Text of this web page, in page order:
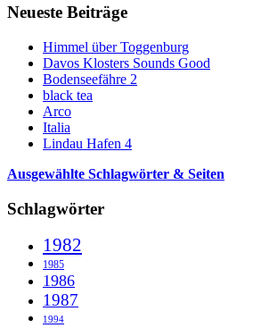
Neueste Beiträge
Himmel über Toggenburg
Davos Klosters Sounds Good
Bodenseefähre 2
black tea
Arco
Italia
Lindau Hafen 4
Ausgewählte Schlagwörter & Seiten
Schlagwörter
1982
1985
1986
1987
1994